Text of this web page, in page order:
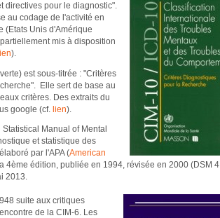
directives pour le diagnostic".
au codage de l'activité en
(Etats Unis d'Amérique
mis à disposition
).
est sous-titrée : "Critères
Elle sert de base au
critères. Des extraits du
google (cf. lien).
Statistical Manual of Mental
et statistique des
par l'APA (American
4ème édition, publiée en 1994, révisée en 2000 (DSM
2013.
suite aux critiques
de la CIM-6. Les